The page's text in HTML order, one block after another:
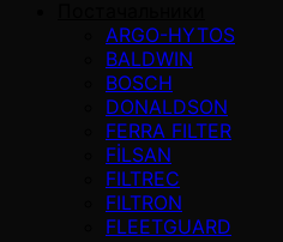
ARGO-HYTOS
BALDWIN
BOSCH
DONALDSON
FERRA FILTER
FİLSAN
FILTREC
FILTRON
FLEETGUARD